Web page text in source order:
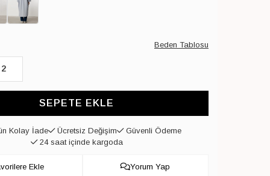
Beden Tablosu
2
SEPETE EKLE
Kolay İade Ücretsiz Değişim
Güvenli Ödeme
24 saat içinde kargoda
Ekle Yorum Yap